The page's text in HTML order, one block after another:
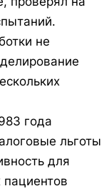
не
года
льготы
для